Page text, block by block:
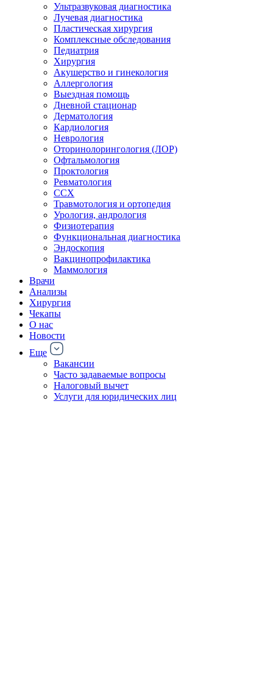
Ультразвуковая диагностика
Лучевая диагностика
Пластическая хирургия
Комплексные обследования
Педиатрия
Хирургия
Акушерство и гинекология
Аллергология
Выездная помощь
Дневной стационар
Дерматология
Кардиология
Неврология
Оторинолорингология (ЛОР)
Офтальмология
Проктология
Ревматология
ССХ
Травмотология и ортопедия
Урология, андрология
Физиотерапия
Функциональная диагностика
Эндоскопия
Вакцинопрофилактика
Маммология
Врачи
Анализы
Хирургия
Чекапы
О нас
Новости
Еще
Вакансии
Часто задаваемые вопросы
Налоговый вычет
Услуги для юридических лиц